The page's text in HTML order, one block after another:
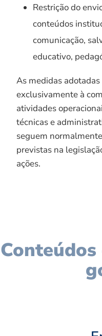
Restrição do
conteúdos
comunicação,
educativo,
As medidas
exclusivamente à
atividades
técnicas e
seguem
previstas na
ações.